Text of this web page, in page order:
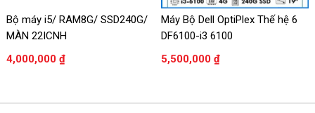
Bộ máy i5/ RAM8G/ SSD240G/
MÀN 22ICNH
4,000,000 ₫
Máy Bộ Dell OptiPlex Thế hệ 6
DF6100-i3 6100
5,500,000 ₫